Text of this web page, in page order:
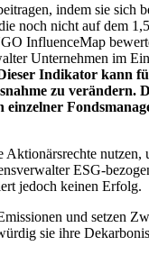
indem sie sich
noch nicht auf dem
InfluenceMap
Unternehmen im
Indikator kann
zu verändern.
Aktionärsrechte
ESG-
jedoch keinen Erfolg.
und setzen
sie ihre